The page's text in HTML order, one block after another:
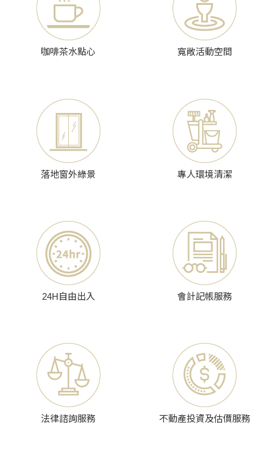
咖啡茶水點心 寬敞活動空間
落地窗外綠景 專人環境清潔
24H自由出入 會計記帳服務
法律諮詢服務 不動產投資及估價服務